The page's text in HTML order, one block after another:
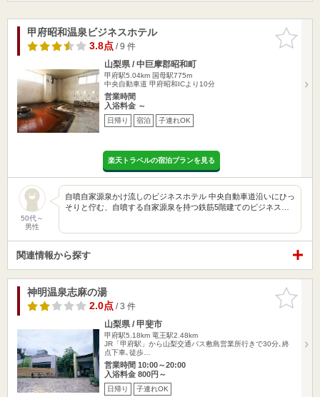
お気に入
りに追加
甲府昭和温泉ビジネスホテル
3.8点/ 9 件
山梨県 / 中巨摩郡昭和町
甲府駅5.04km 国母駅775m
中央自動車道 甲府昭和ICより10分
営業時間
入浴料金 ～
日帰り 宿泊 子連れOK
楽天トラベルの宿泊プランを見る
50代～
男性
自噴自家源泉かけ流しのビジネスホテル 中央自動車道沿いにひっ
そりと佇む、自噴する自家源泉を持つ鉄筋5階建てのビジネス…
関連情報から探す
お気に入
りに追加
神明温泉志麻の湯
2.0点/ 3 件
山梨県 / 甲斐市
甲府駅5.18km 竜王駅2.48km
JR「甲府駅」から山梨交通バス敷島営業所行きで30分､終
点下車､徒歩…
営業時間 10:00～20:00
入浴料金 800円～
日帰り 子連れOK